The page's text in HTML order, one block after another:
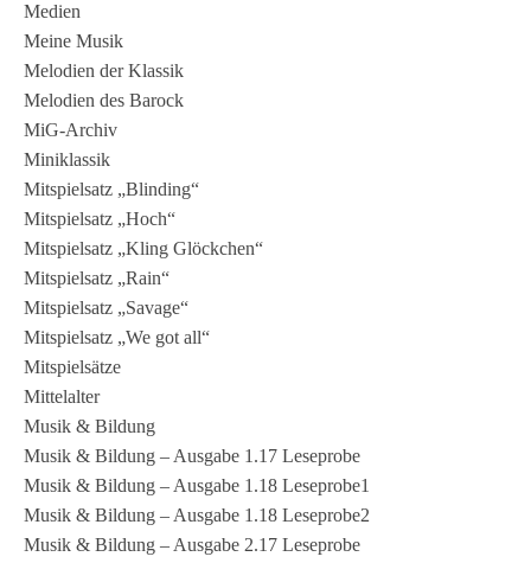
Medien
Meine Musik
Melodien der Klassik
Melodien des Barock
MiG-Archiv
Miniklassik
Mitspielsatz „Blinding“
Mitspielsatz „Hoch“
Mitspielsatz „Kling Glöckchen“
Mitspielsatz „Rain“
Mitspielsatz „Savage“
Mitspielsatz „We got all“
Mitspielsätze
Mittelalter
Musik & Bildung
Musik & Bildung – Ausgabe 1.17 Leseprobe
Musik & Bildung – Ausgabe 1.18 Leseprobe1
Musik & Bildung – Ausgabe 1.18 Leseprobe2
Musik & Bildung – Ausgabe 2.17 Leseprobe